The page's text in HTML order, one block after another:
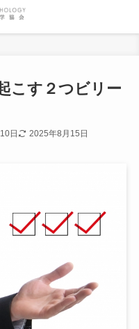
こす２つビリー
日 2025年8月15日